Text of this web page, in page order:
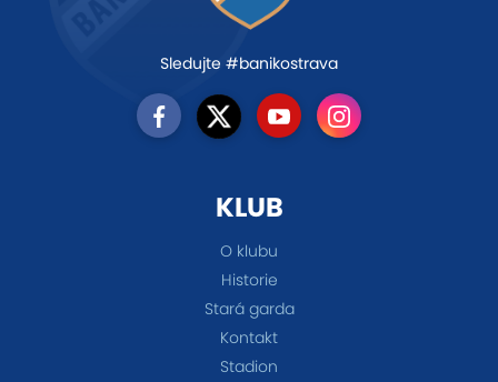
Sledujte #banikostrava
KLUB
O klubu
Historie
Stará garda
Kontakt
Stadion